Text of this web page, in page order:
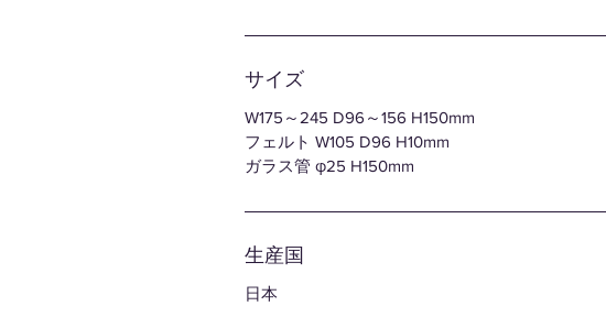
サイズ
W175～245 D96～156 H150mm
フェルト W105 D96 H10mm
ガラス管 φ25 H150mm
生産国
日本